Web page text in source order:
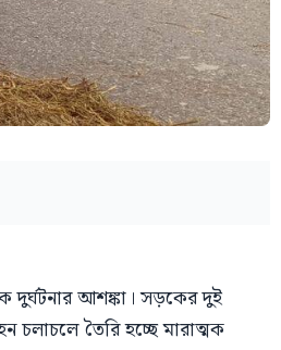
আশঙ্কা। সড়কের দুই
তৈরি হচ্ছে মারাত্মক